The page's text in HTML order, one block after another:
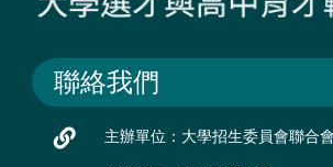
聯絡我們
主辦單位：大學招生委員會聯合會